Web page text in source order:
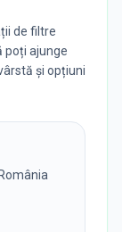
de filtre
poți ajunge
și opțiuni